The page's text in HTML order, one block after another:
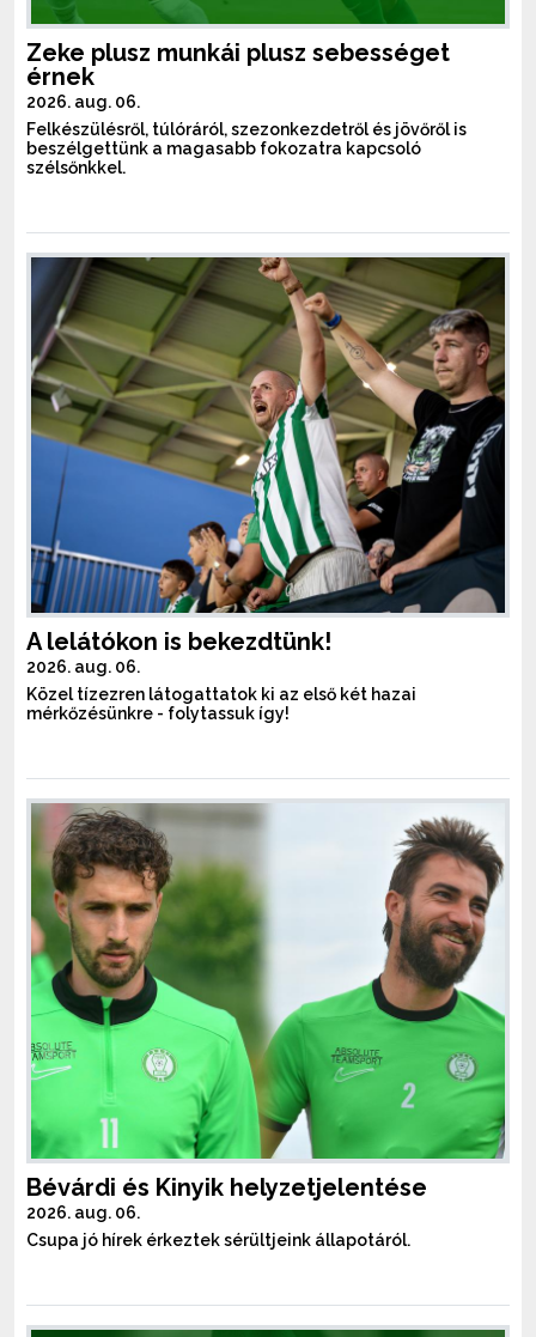
Zeke plusz munkái plusz sebességet
érnek
2026. aug. 06.
Felkészülésről, túlóráról, szezonkezdetről és jövőről is
beszélgettünk a magasabb fokozatra kapcsoló
szélsőnkkel.
A lelátókon is bekezdtünk!
2026. aug. 06.
Közel tízezren látogattatok ki az első két hazai
mérkőzésünkre - folytassuk így!
Bévárdi és Kinyik helyzetjelentése
2026. aug. 06.
Csupa jó hírek érkeztek sérültjeink állapotáról.